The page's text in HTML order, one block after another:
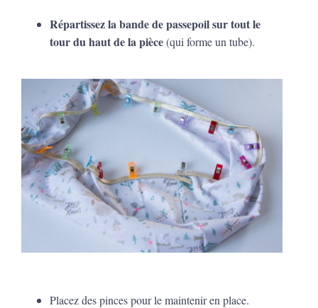
Répartissez la bande de passepoil sur tout le
tour du haut de la pièce(qui forme un tube).
Placez des pinces pour le maintenir en place.